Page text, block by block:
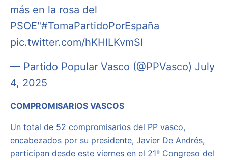
más en la rosa del
PSOE"#TomaPartidoPorEspaña
pic.twitter.com/hKHlLKvmSI
— Partido Popular Vasco (@PPVasco) July
4, 2025
COMPROMISARIOS VASCOS
Un total de 52 compromisarios del PP vasco,
encabezados por su presidente, Javier De Andrés,
participan desde este viernes en el 21º Congreso del